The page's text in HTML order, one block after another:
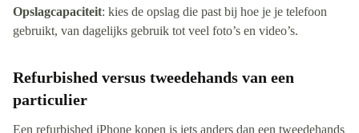
Opslagcapaciteit: kies de opslag die past bij hoe je je telefoon
gebruikt, van dagelijks gebruik tot veel foto’s en video’s.
Refurbished versus tweedehands van een
particulier
Een refurbished iPhone kopen is iets anders dan een tweedehands